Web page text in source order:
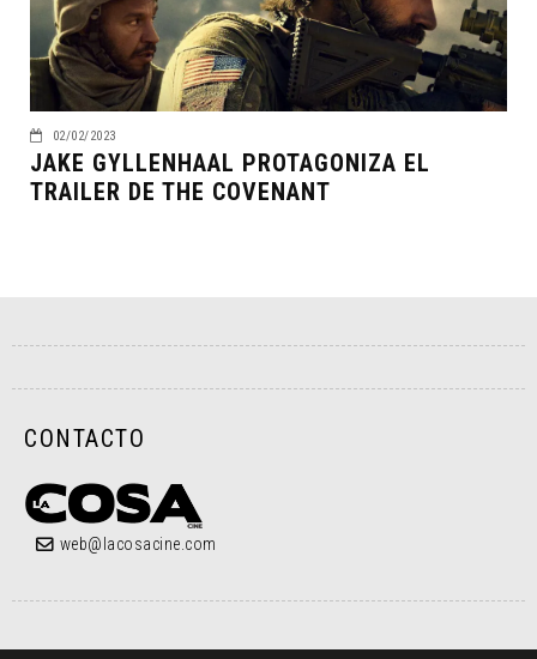
02/02/2023
JAKE GYLLENHAAL PROTAGONIZA EL
TRAILER DE THE COVENANT
CONTACTO
web@lacosacine.com